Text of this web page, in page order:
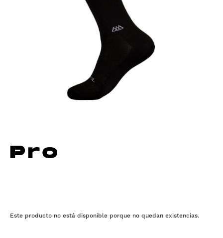
Pro
Este producto no está disponible porque no quedan existencias.